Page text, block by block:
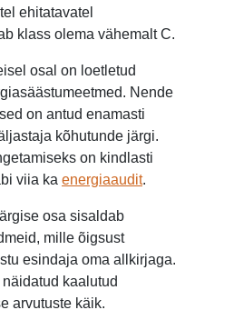
ehitatavatel
klass olema vähemalt C.
osal on loetletud
Nende
on antud enamasti
kõhutunde järgi.
on kindlasti
viia ka energiaaudit.
osa sisaldab
mille õigsust
esindaja oma allkirjaga.
kaalutud
arvutuste käik.